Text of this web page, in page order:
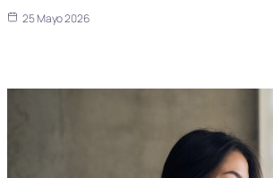
25 Mayo 2026